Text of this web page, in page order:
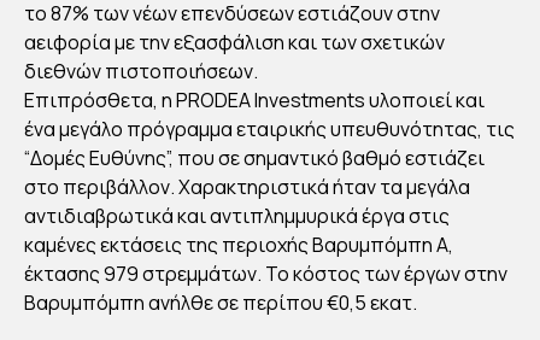
ΕΜ
ΦΑ
ΣΗ
ΣΤ
ΑΕΙ
το 87% των νέων επενδύσεων εστιάζουν στην
αειφορία με την εξασφάλιση και των σχετικών
διεθνών πιστοποιήσεων.
Επιπρόσθετα, η PRODEA Investments υλοποιεί και
ένα μεγάλο πρόγραμμα εταιρικής υπευθυνότητας, τις
“Δομές Ευθύνης”, που σε σημαντικό βαθμό εστιάζει
στο περιβάλλον. Χαρακτηριστικά ήταν τα μεγάλα
αντιδιαβρωτικά και αντιπλημμυρικά έργα στις
καμένες εκτάσεις της περιοχής Βαρυμπόμπη Α,
έκτασης 979 στρεμμάτων. Το κόστος των έργων στην
Βαρυμπόμπη ανήλθε σε περίπου €0,5 εκατ.